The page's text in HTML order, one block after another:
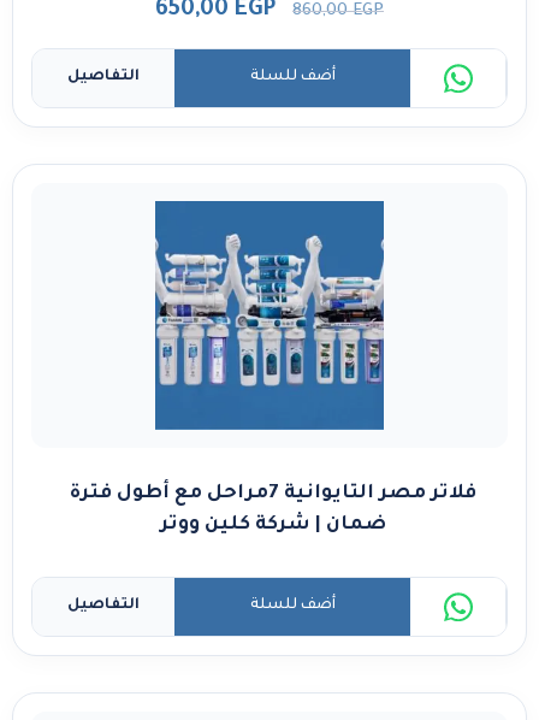
860,00EGP
650,00 EGP
التفاصيل أضف للسلة
فلاتر مصر التايوانية 7مراحل مع أطول فترة
ضمان | شركة كلين ووتر
التفاصيل أضف للسلة